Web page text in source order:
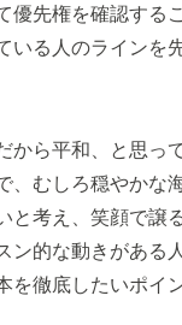
優先権を確認する
いる人のラインを
から平和、と思っ
、むしろ穏やかな
と考え、笑顔で譲
ン的な動きがある
を徹底したいポイ